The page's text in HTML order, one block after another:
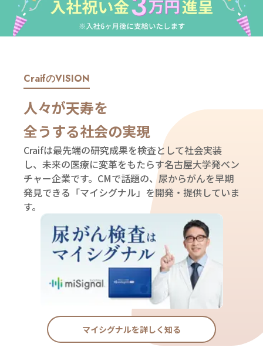
CraifのVISION
人々が天寿を
全うする社会の実現
Craifは最先端の研究成果を検査として社会実装
し、未来の医療に変革をもたらす名古屋大学発ベン
チャー企業です。CMで話題の、尿からがんを早期
発見できる「マイシグナル」を開発・提供していま
す。
マイシグナルを詳しく知る